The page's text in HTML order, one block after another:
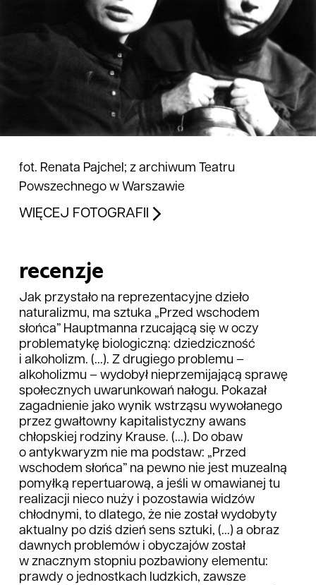
fot. Renata Pajchel; z archiwum Teatru
Powszechnego w Warszawie
WIĘCEJ FOTOGRAFII
recenzje
Jak przystało na reprezentacyjne dzieło
naturalizmu, ma sztuka „Przed wschodem
słońca” Hauptmanna rzucającą się w oczy
problematykę biologiczną: dziedziczność
i alkoholizm. (...). Z drugiego problemu –
alkoholizmu – wydobył nieprzemijającą sprawę
społecznych uwarunkowań nałogu. Pokazał
zagadnienie jako wynik wstrząsu wywołanego
przez gwałtowny kapitalistyczny awans
chłopskiej rodziny Krause. (...). Do obaw
o antykwaryzm nie ma podstaw: „Przed
wschodem słońca” na pewno nie jest muzealną
pomyłką repertuarową, a jeśli w omawianej tu
realizacji nieco nuży i pozostawia widzów
chłodnymi, to dlatego, że nie został wydobyty
aktualny po dziś dzień sens sztuki, (...) a obraz
dawnych problemów i obyczajów został
w znacznym stopniu pozbawiony elementu:
prawdy o jednostkach ludzkich, zawsze